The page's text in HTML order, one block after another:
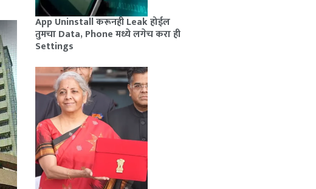
App Uninstall करूनही Leak होईल
तुमचा Data, Phone मध्ये लगेच करा ही
Settings